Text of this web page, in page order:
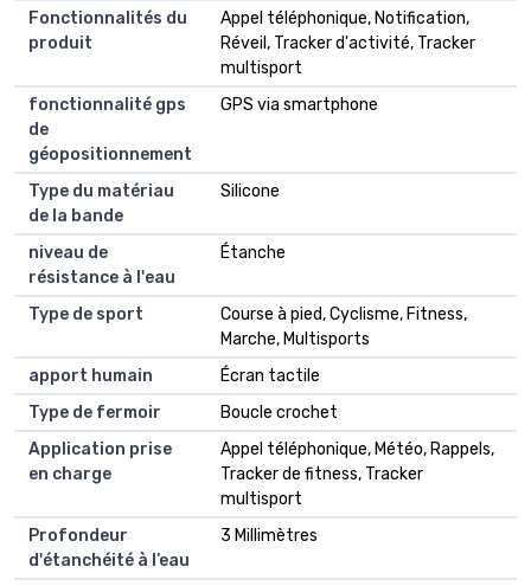
Fonctionnalités du
produit
Appel téléphonique, Notification,
Réveil, Tracker d'activité, Tracker
multisport
fonctionnalité gps
de
géopositionnement
GPS via smartphone
Type du matériau
de la bande
Silicone
niveau de
résistance à l'eau
Étanche
Type de sport
Course à pied, Cyclisme, Fitness,
Marche, Multisports
apport humain
Écran tactile
Type de fermoir
Boucle crochet
Application prise
en charge
Appel téléphonique, Météo, Rappels,
Tracker de fitness, Tracker
multisport
Profondeur
d'étanchéité à l’eau
3 Millimètres